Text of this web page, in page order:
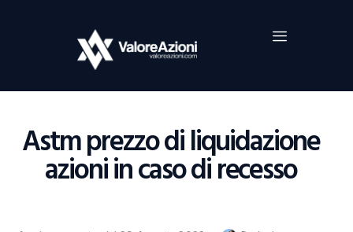
Astm prezzo di liquidazione
azioni in caso di recesso
Home
Investimenti
Borsa
Guide Al Trading
Criptovalute